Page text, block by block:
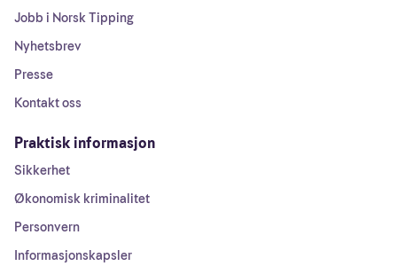
Jobb i Norsk Tipping
Nyhetsbrev
Presse
Kontakt oss
Praktisk informasjon
Sikkerhet
Økonomisk kriminalitet
Personvern
Informasjonskapsler